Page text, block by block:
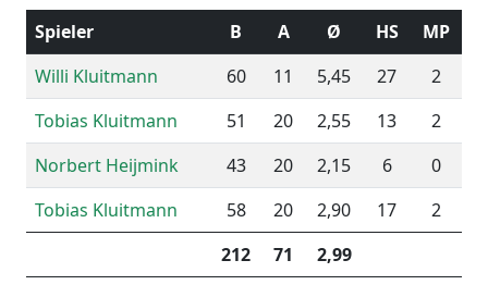
Spieler B A Ø HS
MP
Willi Kluitmann
60 11 5,45 27
2
Tobias Kluitmann
51 20 2,55 13
2
Norbert Heijmink
43 20 2,15 6
0
Tobias Kluitmann
58 20 2,90 17
2
212
71 2,99